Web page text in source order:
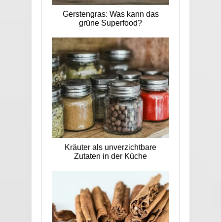
Gerstengras: Was kann das
grüne Superfood?
Kräuter als unverzichtbare
Zutaten in der Küche